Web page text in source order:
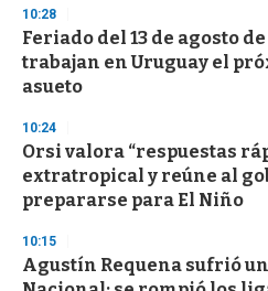
s
e
c
o
n
10:28
Feriado del 13 de agosto
trabajan en Uruguay el
asueto
10:24
Orsi valora “respuestas
extratropical y reúne al
prepararse para El Niño
10:15
Agustín Requena sufrió